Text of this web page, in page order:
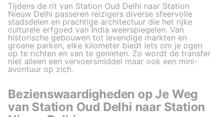
Tijdens de rit van Station Oud Delhi naar Station
Nieuw Delhi passeren reizigers diverse sfeervolle
stadsdelen en prachtige architectuur die het rijke
culturele erfgoed van India weerspiegelen. Van
historische gebouwen tot levendige markten en
groene parken, elke kilometer biedt iets om je ogen
op te richten en van te genieten. Zo wordt de transfer
niet alleen een vervoersmiddel maar ook een mini-
avontuur op zich.
Bezienswaardigheden op Je Weg
van Station Oud Delhi naar Station